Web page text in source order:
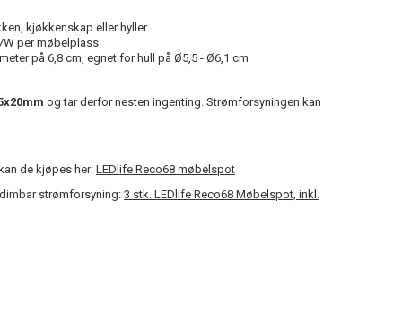
kjøkkenskap eller hyller
per møbelplass
på 6,8 cm, egnet for hull på Ø5,5 - Ø6,1 cm
og tar derfor nesten ingenting. Strømforsyningen kan
de kjøpes her:LEDlife Reco68 møbelspot
strømforsyning:3 stk. LEDlife Reco68 Møbelspot, inkl.